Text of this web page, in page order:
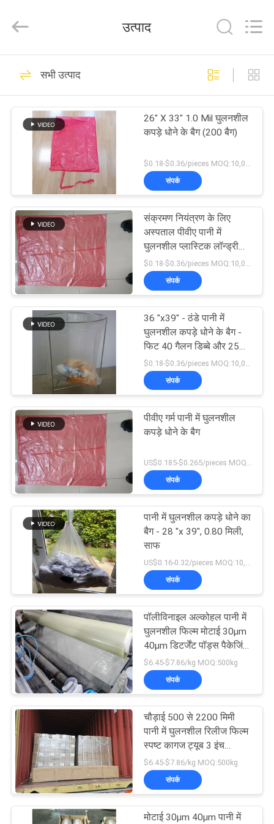
उत्पाद
कारखाने
दौरा
गुणवत्ता
नियंत्रण
समाचार
उद्धरण
मांगें
साइटमैप
PRIVACY
POLICY
Materials
Rights
पीवीए जल घुलनशील
फिल्म
38
जल घुलनशील रिलीज
फिल्म
73
कढ़ाई के लिए पानी
घुलनशील फिल्म
15
पीवीए जल घुलनशील थैला
34
पानी घुलनशील कपड़े धोने
की थैली
72
पानी घुलनशील गैर बुना
कपड़ा
33
उत्पाद
सभी उत्पाद
26" X 33" 1.0 Mil घुलनशील
कपड़े धोने के बैग (200 बैग)
$0.18-$0.36/pieces MOQ:10,000 टुकड़े
संपर्क
संक्रमण नियंत्रण के लिए
अस्पताल पीवीए पानी में
घुलनशील प्लास्टिक लॉन्ड्री
बैग, 20 गैलन - 200 का कार्टन
संपर्क
36 "x39" - ठंडे पानी में
घुलनशील कपड़े धोने के बैग -
फिट 40 गैलन डिब्बे और 25
"बाल्टी तक
संपर्क
पीवीए गर्म पानी में घुलनशील
कपड़े धोने के बैग
US$0.185-$0.265/pieces MOQ:10,000 टुकड़े
संपर्क
पानी में घुलनशील कपड़े धोने का
बैग - 28 "x 39", 0.80 मिली,
साफ
US$0.16-0.32/pieces MOQ:10,000 टुकड़े
संपर्क
पॉलीविनाइल अल्कोहल पानी में
घुलनशील फिल्म मोटाई 30μm
40μm डिटर्जेंट पॉड्स पैकेजिंग
और पर्यावरण संरक्षण के लिए
आदर्श
$6.45-$7.86/kg MOQ:500kg
संपर्क
चौड़ाई 500 से 2200 मिमी
पानी में घुलनशील रिलीज फिल्म
स्पष्ट कागज ट्यूब 3 इंच
औद्योगिक पैकेजिंग अनुप्रयोगों
के लिए उपयुक्त
$6.45-$7.86/kg MOQ:500kg
संपर्क
मोटाई 30μm 40μm पानी में